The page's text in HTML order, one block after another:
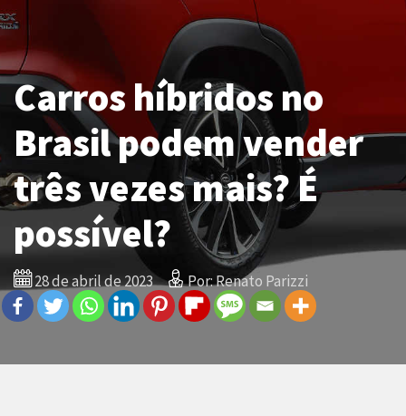
Carros híbridos no
Brasil podem vender
três vezes mais? É
possível?
28 de abril de 2023 Por: Renato Parizzi